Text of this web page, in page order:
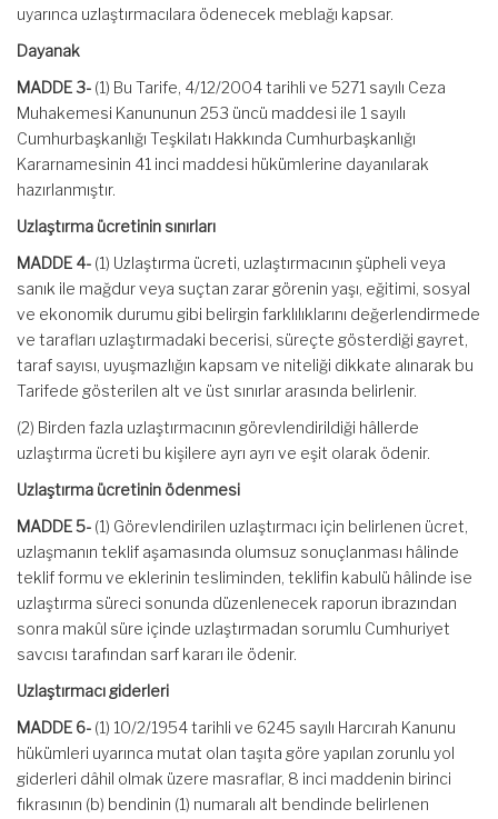
uyarınca uzlaştırmacılara ödenecek meblağı kapsar.
Dayanak
MADDE 3- (1) Bu Tarife, 4/12/2004 tarihli ve 5271 sayılı Ceza
Muhakemesi Kanununun 253 üncü maddesi ile 1 sayılı
Cumhurbaşkanlığı Teşkilatı Hakkında Cumhurbaşkanlığı
Kararnamesinin 41 inci maddesi hükümlerine dayanılarak
hazırlanmıştır.
Uzlaştırma ücretinin sınırları
MADDE 4- (1) Uzlaştırma ücreti, uzlaştırmacının şüpheli veya
sanık ile mağdur veya suçtan zarar görenin yaşı, eğitimi, sosyal
ve ekonomik durumu gibi belirgin farklılıklarını değerlendirmede
ve tarafları uzlaştırmadaki becerisi, süreçte gösterdiği gayret,
taraf sayısı, uyuşmazlığın kapsam ve niteliği dikkate alınarak bu
Tarifede gösterilen alt ve üst sınırlar arasında belirlenir.
(2) Birden fazla uzlaştırmacının görevlendirildiği hâllerde
uzlaştırma ücreti bu kişilere ayrı ayrı ve eşit olarak ödenir.
Uzlaştırma ücretinin ödenmesi
MADDE 5- (1) Görevlendirilen uzlaştırmacı için belirlenen ücret,
uzlaşmanın teklif aşamasında olumsuz sonuçlanması hâlinde
teklif formu ve eklerinin tesliminden, teklifin kabulü hâlinde ise
uzlaştırma süreci sonunda düzenlenecek raporun ibrazından
sonra makûl süre içinde uzlaştırmadan sorumlu Cumhuriyet
savcısı tarafından sarf kararı ile ödenir.
Uzlaştırmacı giderleri
MADDE 6- (1) 10/2/1954 tarihli ve 6245 sayılı Harcırah Kanunu
hükümleri uyarınca mutat olan taşıta göre yapılan zorunlu yol
giderleri dâhil olmak üzere masraflar, 8 inci maddenin birinci
fıkrasının (b) bendinin (1) numaralı alt bendinde belirlenen